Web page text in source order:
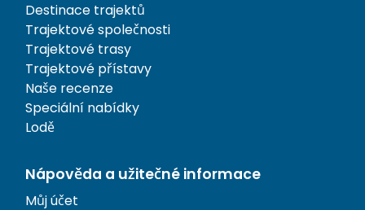
Destinace trajektů
Trajektové společnosti
Trajektové trasy
Trajektové přístavy
Naše recenze
Speciální nabídky
Lodě
Nápověda a užitečné informace
Můj účet